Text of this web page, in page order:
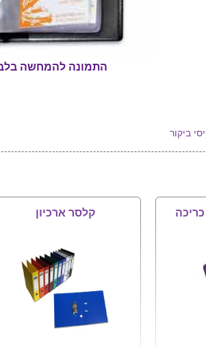
התמונה להמחשה
ביקור
קלסר ארכיון